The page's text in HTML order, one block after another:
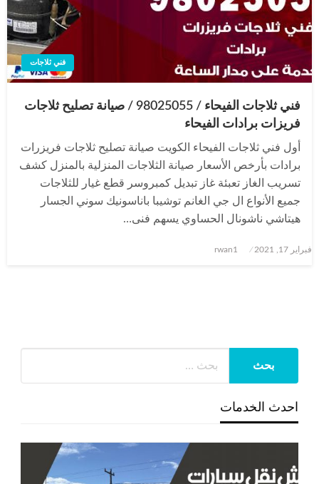
فني ثلاجات
فني ثلاجات الفيحاء / 98025055 / صيانة تصليح ثلاجات
فريزات برادات الفيحاء
أول فني ثلاجات الفيحاء الكويت صيانة تصليح ثلاجات فريزرات
برادات بأرخص الأسعار صيانة الثلاجات المنزلية بالمنزل كشف
تسريب الغاز تعبئة غاز تبديل كمبروسر قطع غيار للثلاجات
جميع الأنواع ال جي الغانم توشيبا باناسونيك سوني الجسار
هيتاشي ناشونال الحساوي يسهم فنى…
نُشر
فبراير 17, 2021 rwan1
احدث الخدمات